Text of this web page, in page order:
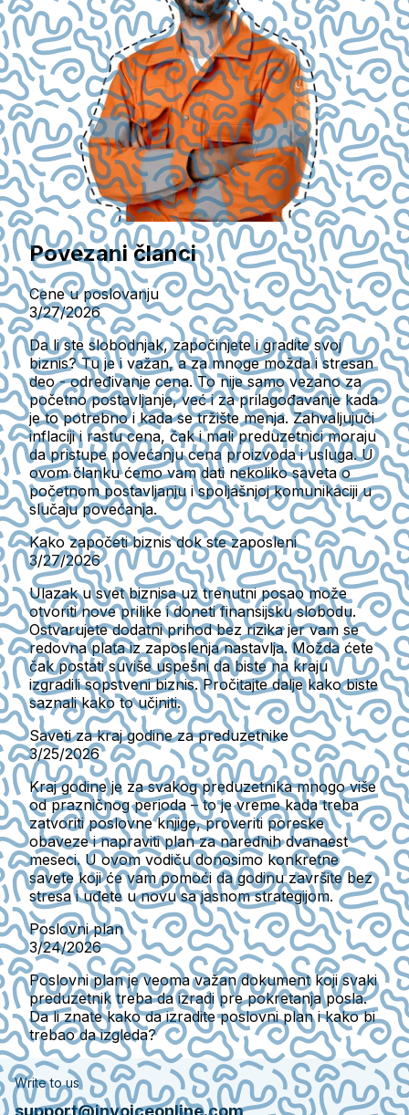
Povezani članci
Cene u poslovanju
3/27/2026
Da li ste slobodnjak, započinjete i gradite svoj
biznis? Tu je i važan, a za mnoge možda i stresan
deo - određivanje cena. To nije samo vezano za
početno postavljanje, već i za prilagođavanje kada
je to potrebno i kada se tržište menja. Zahvaljujući
inflaciji i rastu cena, čak i mali preduzetnici moraju
da pristupe povećanju cena proizvoda i usluga. U
ovom članku ćemo vam dati nekoliko saveta o
početnom postavljanju i spoljašnjoj komunikaciji u
slučaju povećanja.
Kako započeti biznis dok ste zaposleni
3/27/2026
Ulazak u svet biznisa uz trenutni posao može
otvoriti nove prilike i doneti finansijsku slobodu.
Ostvarujete dodatni prihod bez rizika jer vam se
redovna plata iz zaposlenja nastavlja. Možda ćete
čak postati suviše uspešni da biste na kraju
izgradili sopstveni biznis. Pročitajte dalje kako biste
saznali kako to učiniti.
Saveti za kraj godine za preduzetnike
3/25/2026
Kraj godine je za svakog preduzetnika mnogo više
od prazničnog perioda – to je vreme kada treba
zatvoriti poslovne knjige, proveriti poreske
obaveze i napraviti plan za narednih dvanaest
meseci. U ovom vodiču donosimo konkretne
savete koji će vam pomoći da godinu završite bez
stresa i uđete u novu sa jasnom strategijom.
Poslovni plan
3/24/2026
Poslovni plan je veoma važan dokument koji svaki
preduzetnik treba da izradi pre pokretanja posla.
Da li znate kako da izradite poslovni plan i kako bi
trebao da izgleda?
Write to us
support@invoiceonline.com